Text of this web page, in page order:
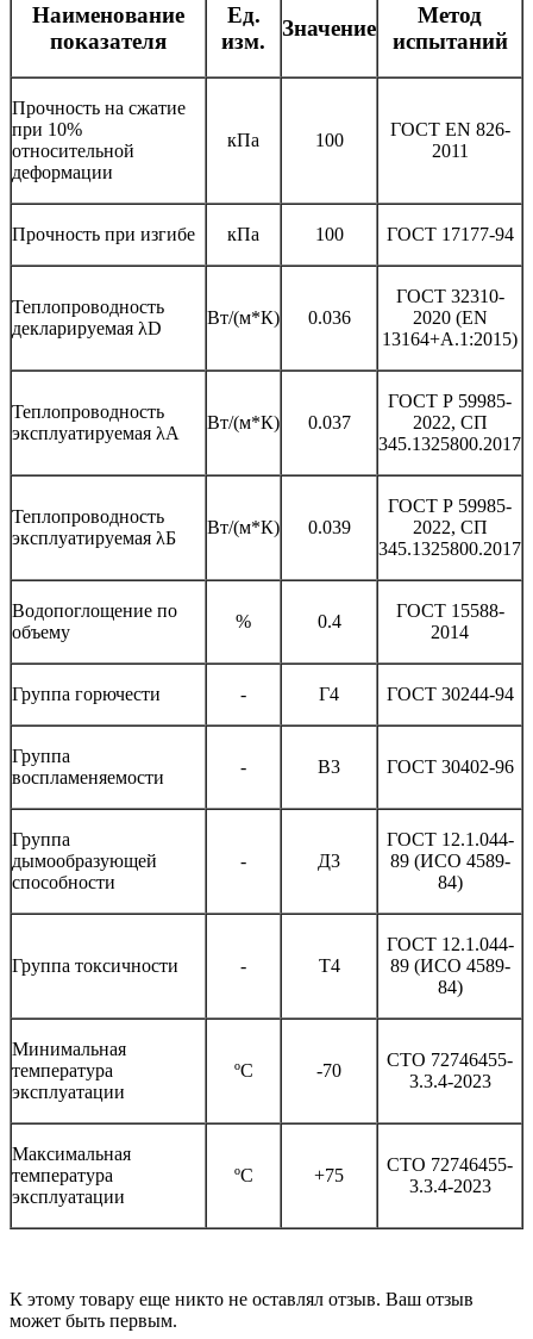
Наименование
показателя
Ед.
изм.
Значение
Метод
испытаний
Прочность на сжатие
при 10%
относительной
деформации
кПа 100
ГОСТ EN 826-
2011
Прочность при изгибе кПа 100 ГОСТ 17177-94
Теплопроводность
декларируемая λD
Вт/(м*К) 0.036
ГОСТ 32310-
2020 (EN
13164+А.1:2015)
Теплопроводность
эксплуатируемая λА
Вт/(м*К) 0.037
ГОСТ Р 59985-
2022, СП
345.1325800.2017
Теплопроводность
эксплуатируемая λБ
Вт/(м*К) 0.039
ГОСТ Р 59985-
2022, СП
345.1325800.2017
Водопоглощение по
объему
% 0.4
ГОСТ 15588-
2014
Группа горючести - Г4 ГОСТ 30244-94
Группа
воспламеняемости
- В3 ГОСТ 30402-96
Группа
дымообразующей
способности
- Д3
ГОСТ 12.1.044-
89 (ИСО 4589-
84)
Группа токсичности - Т4
ГОСТ 12.1.044-
89 (ИСО 4589-
84)
Минимальная
температура
эксплуатации
ºC -70
СТО 72746455-
3.3.4-2023
Максимальная
температура
эксплуатации
ºC +75
СТО 72746455-
3.3.4-2023
К этому товару еще никто не оставлял отзыв. Ваш отзыв
может быть первым.